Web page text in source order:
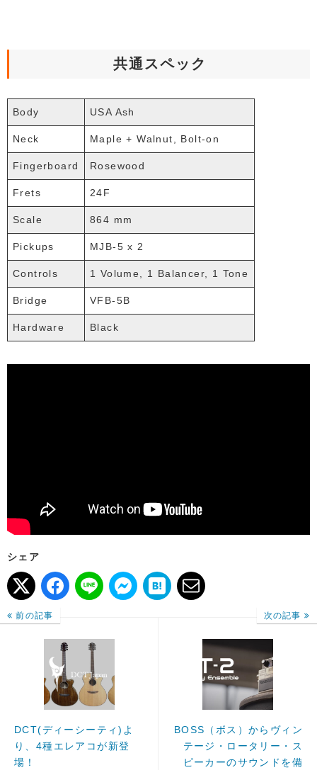
共通スペック
Body USA Ash
Neck Maple + Walnut, Bolt-on
Fingerboard Rosewood
Frets 24F
Scale 864 mm
Pickups MJB-5 x 2
Controls 1 Volume, 1 Balancer, 1 Tone
Bridge VFB-5B
Hardware Black
シェア
前の記事
DCT(ディーシーティ)よ
り、4種エレアコが新登
場！
次の記事
BOSS（ボス）からヴィン
テージ・ロータリー・ス
ピーカーのサウンドを備